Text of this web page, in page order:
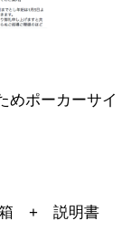
めポーカーサイ
箱 + 説明書